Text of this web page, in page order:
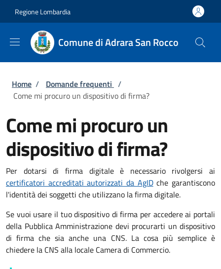
Regione Lombardia
Comune di Adrara San Rocco
Briciole di pane
Home / Domande frequenti /
Come mi procuro un dispositivo di firma?
Come mi procuro un
dispositivo di firma?
Per dotarsi di firma digitale è necessario rivolgersi ai
certificatori accreditati autorizzati da AgIDche garantiscono
l'identità dei soggetti che utilizzano la firma digitale.
Se vuoi usare il tuo dispositivo di firma per accedere ai portali
della Pubblica Amministrazione devi procurarti un dispositivo
di firma che sia anche una CNS. La cosa più semplice è
chiedere la CNS alla locale Camera di Commercio.